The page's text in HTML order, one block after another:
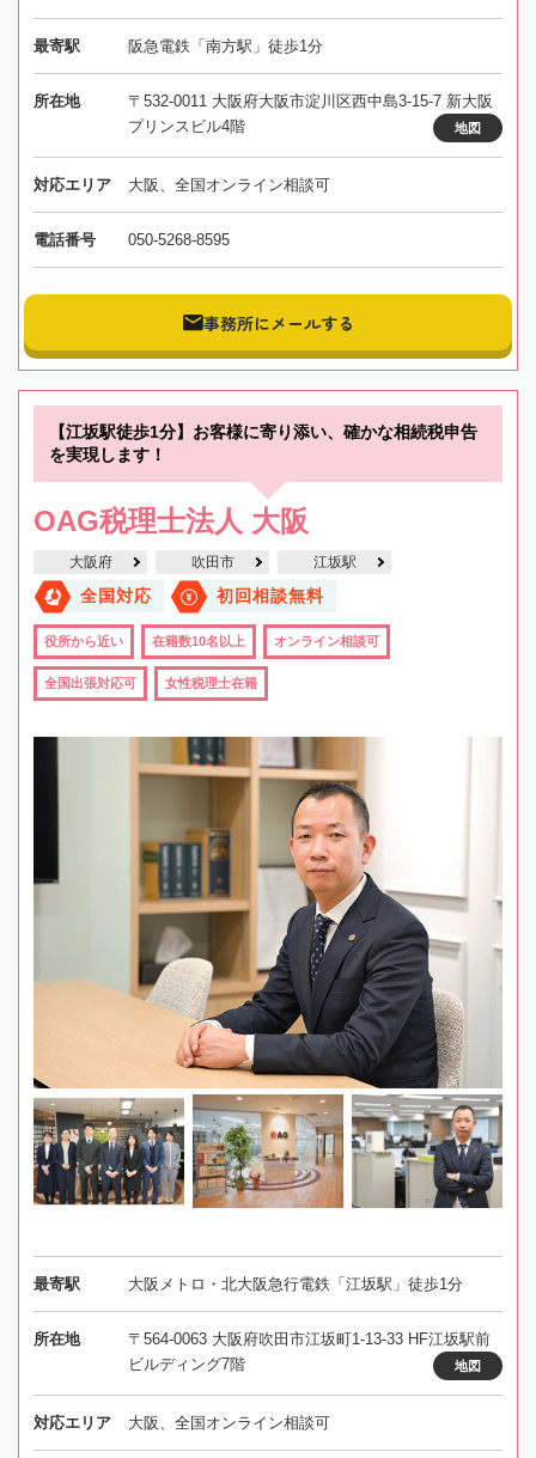
最寄駅 阪急電鉄「南方駅」徒歩1分
所在地
〒532-0011 大阪府大阪市淀川区西中島3-15-7 新大阪
プリンスビル4階
地図
対応エリア 大阪、全国オンライン相談可
電話番号 050-5268-8595
事務所にメールする
【江坂駅徒歩1分】お客様に寄り添い、確かな相続税申告
を実現します！
OAG税理士法人 大阪
大阪府 吹田市 江坂駅
全国対応 初回相談無料
役所から近い 在籍数10名以上 オンライン相談可
全国出張対応可 女性税理士在籍
最寄駅 大阪メトロ・北大阪急行電鉄「江坂駅」徒歩1分
所在地
〒564-0063 大阪府吹田市江坂町1-13-33 HF江坂駅前
ビルディング7階
地図
対応エリア 大阪、全国オンライン相談可